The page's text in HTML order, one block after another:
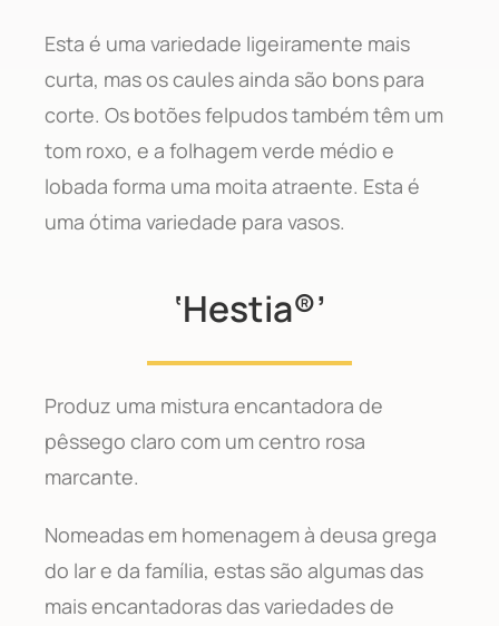
Esta é uma variedade ligeiramente mais
curta, mas os caules ainda são bons para
corte. Os botões felpudos também têm um
tom roxo, e a folhagem verde médio e
lobada forma uma moita atraente. Esta é
uma ótima variedade para vasos.
‘Hestia®’
Produz uma mistura encantadora de
pêssego claro com um centro rosa
marcante.
Nomeadas em homenagem à deusa grega
do lar e da família, estas são algumas das
mais encantadoras das variedades de